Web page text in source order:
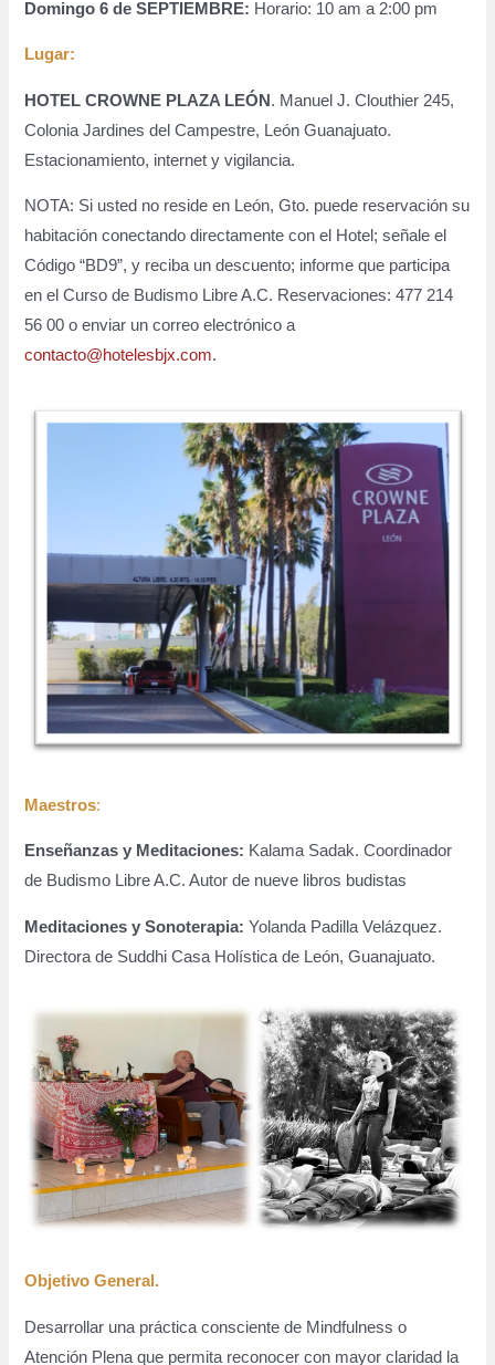
Domingo 6 de SEPTIEMBRE: Horario: 10 am a 2:00 pm
Lugar:
HOTEL CROWNE PLAZA LEÓN . Manuel J. Clouthier 245,
Colonia Jardines del Campestre, León Guanajuato.
Estacionamiento, internet y vigilancia.
NOTA: Si usted no reside en León, Gto. puede reservación su
habitación conectando directamente con el Hotel; señale el
Código “BD9”, y reciba un descuento; informe que participa
en el Curso de Budismo Libre A.C. Reservaciones: 477 214
56 00 o enviar un correo electrónico a
contacto@hotelesbjx.com.
Maestros:
Enseñanzas y Meditaciones: Kalama Sadak. Coordinador
de Budismo Libre A.C. Autor de nueve libros budistas
Meditaciones y Sonoterapia: Yolanda Padilla Velázquez.
Directora de Suddhi Casa Holística de León, Guanajuato.
Objetivo General.
Desarrollar una práctica consciente de Mindfulness o
Atención Plena que permita reconocer con mayor claridad la